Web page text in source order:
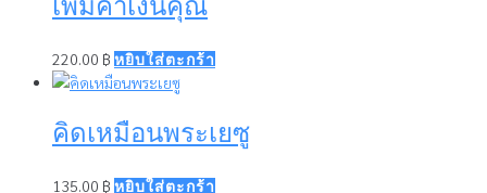
เพิ่มค่าเงินคุณ
220.00 ฿ หยิบใส่ตะกร้า
คิดเหมือนพระเยซู
135.00 ฿ หยิบใส่ตะกร้า